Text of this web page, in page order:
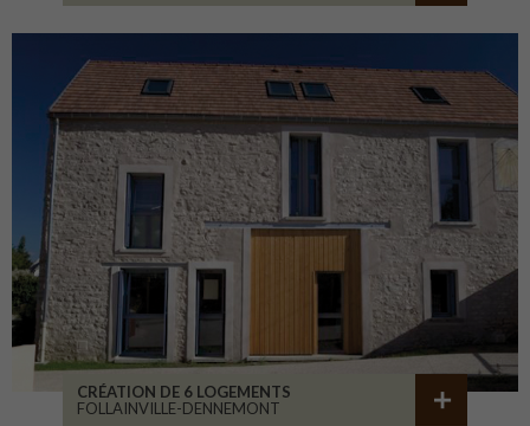
CRÉATION DE 6 LOGEMENTS
FOLLAINVILLE-DENNEMONT